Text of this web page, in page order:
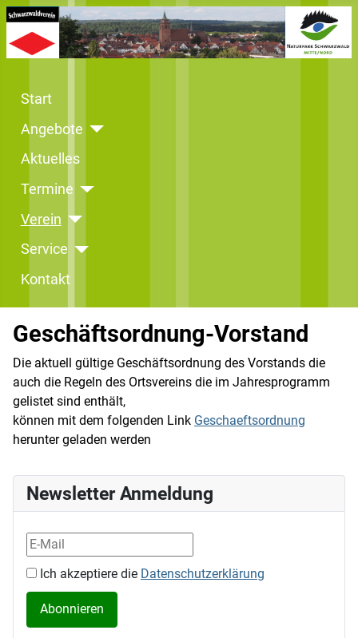
Start
Angebote
Aktuelles
Termine
Verein
Service
Kontakt
Geschäftsordnung-Vorstand
Die aktuell gültige Geschäftsordnung des Vorstands die
auch die Regeln des Ortsvereins die im Jahresprogramm
gelistet sind enthält,
können mit dem folgenden Link Geschaeftsordnung
herunter geladen werden
Newsletter Anmeldung
Ich akzeptiere die Datenschutzerklärung